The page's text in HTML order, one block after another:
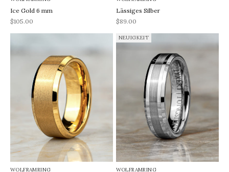
Ice Gold 6 mm
REA-pris
$105.00
Lässiges Silber
REA-pris
$89.00
WOLFRAMRING
NEUIGKEIT
WOLFRAMRING